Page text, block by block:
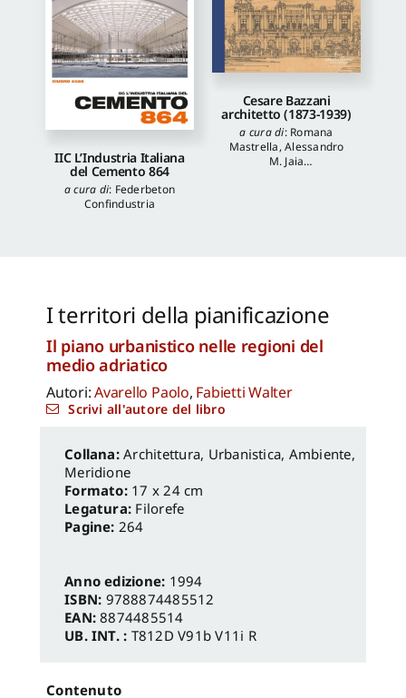
IIC L’Industria Italiana
del Cemento 864
a cura di: Federbeton
Confindustria
Cesare Bazzani
architetto (1873-1939)
a cura di: Romana
Mastrella,Alessandro
M. Jaia
I territori della pianificazione
Il piano urbanistico nelle regioni del
medio adriatico
Autori:Avarello Paolo, Fabietti Walter
Scrivi all'autore del libro
Architettura, Urbanistica, Ambiente,
Meridione
Formato: 17 x 24 cm
Legatura: Filorefe
Pagine: 264
Anno edizione: 1994
ISBN: 9788874485512
EAN:8874485514
UB. INT. : T812D V91b V11i R
Contenuto